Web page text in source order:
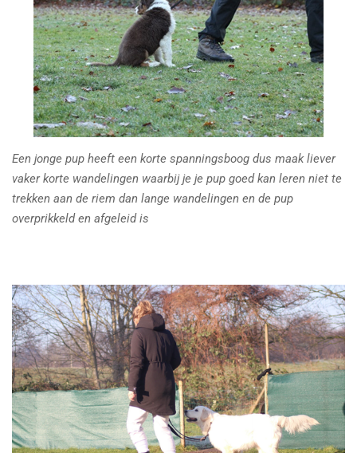
Een jonge pup heeft een korte spanningsboog dus maak liever
vaker korte wandelingen waarbij je je pup goed kan leren niet te
trekken aan de riem dan lange wandelingen en de pup
overprikkeld en afgeleid is